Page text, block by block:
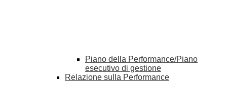
Piano della Performance/Piano
esecutivo di gestione
Relazione sulla Performance